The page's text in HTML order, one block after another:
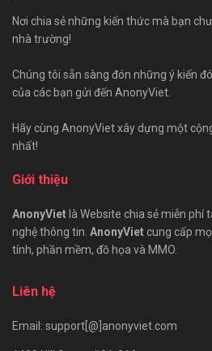
Nơi chia sẻ những kiến thức mà bạn
nhà trường!
Chúng tôi sẵn sàng đón những ý kiến
của các bạn gửi đến AnonyViet.
Hãy cùng AnonyViet xây dựng một
nhất!
Giới thiệu
AnonyViet là Website chia sẻ miễn phí
nghệ thông tin. AnonyViet cung cấp
tính, phần mềm, đồ họa và MMO.
Liên hệ
Email: support[@]anonyviet.com